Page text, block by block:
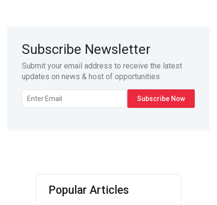
Subscribe Newsletter
Submit your email address to receive the latest
updates on news & host of opportunities
Popular Articles